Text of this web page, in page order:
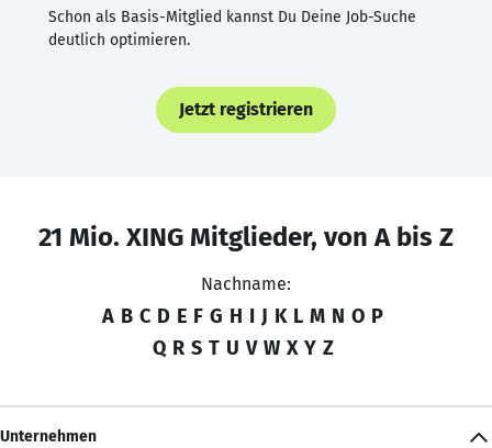
Schon als Basis-Mitglied kannst Du Deine Job-Suche
deutlich optimieren.
Jetzt registrieren
21 Mio. XING Mitglieder, von A bis Z
Nachname:
A B C D E F G H I J K L M N O P
Q R S T U V W X Y Z
Unternehmen